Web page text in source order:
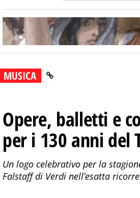
MUSICA
Opere, balletti e
per i 130 anni del
Un logo celebrativo per la
Falstaff di Verdi nell’esatta